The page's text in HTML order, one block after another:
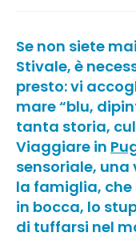
Se non siete
Stivale, è
presto: vi
mare “blu,
tanta storia,
Viaggiare in
sensoriale,
la famiglia, che
in bocca, lo
di tuffarsi nel